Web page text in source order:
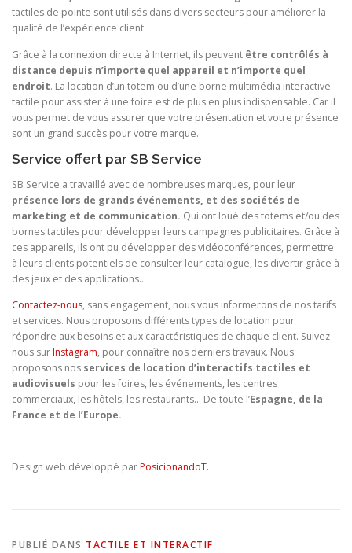
tactiles de pointe sont utilisés dans divers secteurs pour améliorer la
qualité de l’expérience client.
Grâce à la connexion directe à Internet, ils peuvent être contrôlés à
distance depuis n’importe quel appareil et n’importe quel
endroit. La location d’un totem ou d’une borne multimédia interactive
tactile pour assister à une foire est de plus en plus indispensable. Car il
vous permet de vous assurer que votre présentation et votre présence
sont un grand succès pour votre marque.
Service offert par SB Service
SB Service a travaillé avec de nombreuses marques, pour leur
présence lors de grands événements, et des sociétés de
marketing et de communication. Qui ont loué des totems et/ou des
bornes tactiles pour développer leurs campagnes publicitaires. Grâce à
ces appareils, ils ont pu développer des vidéoconférences, permettre
à leurs clients potentiels de consulter leur catalogue, les divertir grâce à
des jeux et des applications…
Contactez-nous, sans engagement, nous vous informerons de nos tarifs
et services. Nous proposons différents types de location pour
répondre aux besoins et aux caractéristiques de chaque client. Suivez-
nous surInstagram, pour connaître nos derniers travaux. Nous
proposons nos services de location d’interactifs tactiles et
audiovisuels pour les foires, les événements, les centres
commerciaux, les hôtels, les restaurants… De toute l’Espagne, de la
France et de l’Europe.
Design web développé parPosicionandoT.
PUBLIÉ DANS TACTILE ET INTERACTIF